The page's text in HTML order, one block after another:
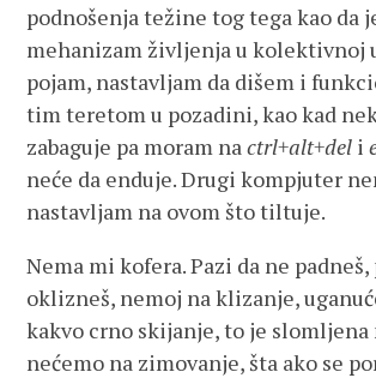
podnošenja težine tog tega kao da
mehanizam življenja u kolektivnoj
pojam, nastavljam da dišem i
tim teretom u pozadini, kao kad
zabaguje pa moram nactrl+alt+del i
neće da enduje. Drugi kompjuter
nastavljam na ovom što tiltuje.
Nema mi kofera. Pazi da ne padneš,
oklizneš, nemoj na klizanje,
kakvo crno skijanje, to je slomljena
nećemo na zimovanje, šta ako se